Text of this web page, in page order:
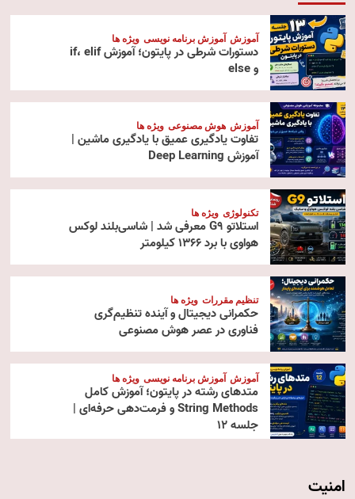
آموزش آموزش برنامه نویسی ویژه ها
دستورات شرطی در پایتون؛ آموزش if، elif
و else
آموزش هوش مصنوعی ویژه ها
تفاوت یادگیری عمیق با یادگیری ماشین |
آموزش Deep Learning
تکنولوژی ویژه ها
استلاتو G9 معرفی شد | شاسی‌بلند لوکس
هواوی با برد ۱۳۶۶ کیلومتر
تنظیم مقررات ویژه ها
حکمرانی دیجیتال و آینده تنظیم‌گری
فناوری در عصر هوش مصنوعی
آموزش آموزش برنامه نویسی ویژه ها
متدهای رشته در پایتون؛ آموزش کامل
String Methods و فرمت‌دهی حرفه‌ای |
جلسه ۱۲
امنیت